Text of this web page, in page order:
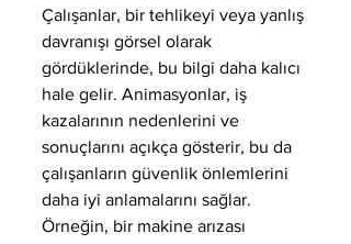
Çalışanlar, bir tehlikeyi veya yanlış
davranışı görsel olarak
gördüklerinde, bu bilgi daha kalıcı
hale gelir. Animasyonlar, iş
kazalarının nedenlerini ve
sonuçlarını açıkça gösterir, bu da
çalışanların güvenlik önlemlerini
daha iyi anlamalarını sağlar.
Örneğin, bir makine arızası